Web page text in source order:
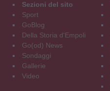
Sezioni del sito
Sport
GoBlog
Della Storia d'Empoli
Go(od) News
Sondaggi
Gallerie
Video